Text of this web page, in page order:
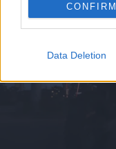
CONFIRM
Data Deletion